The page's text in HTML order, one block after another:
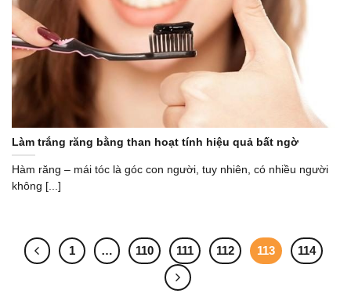
Làm trắng răng bằng than hoạt tính hiệu quả bất ngờ
Hàm răng – mái tóc là góc con người, tuy nhiên, có nhiều người
không [...]
1 … 110 111 112 113 114